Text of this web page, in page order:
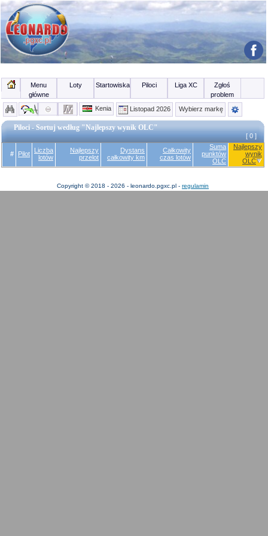
Menu
główne
Loty Startowiska Piloci Liga XC
Zgłoś
problem
Kenia
Listopad 2026 Wybierz markę
Piloci - Sortuj według "Najlepszy wynik OLC"
[ 0 ]
# Pilot
Liczba
lotów
Najlepszy
przelot
Dystans
całkowity km
Całkowity
czas lotów
Suma
punktów
OLC
Najlepszy
wynik
OLC
Copyright © 2018 - 2026 - leonardo.pgxc.pl - regulamin